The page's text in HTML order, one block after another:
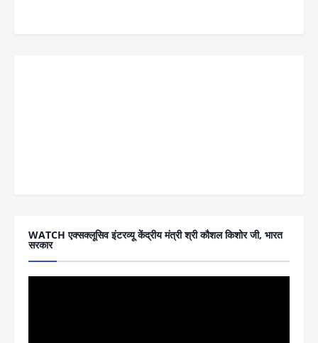
WATCH एक्सक्लूसिव इंटरव्यू केंद्रीय मंत्री श्री कौशल किशोर जी, भारत
सरकार